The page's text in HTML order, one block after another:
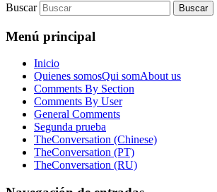
Buscar
Menú principal
Inicio
Quienes somosQui somAbout us
Comments By Section
Comments By User
General Comments
Segunda prueba
TheConversation (Chinese)
TheConversation (PT)
TheConversation (RU)